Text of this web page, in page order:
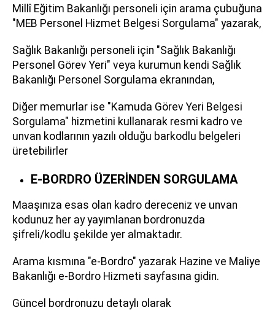
Millî Eğitim Bakanlığı personeli için arama çubuğuna
"MEB Personel Hizmet Belgesi Sorgulama" yazarak,
Sağlık Bakanlığı personeli için "Sağlık Bakanlığı
Personel Görev Yeri" veya kurumun kendi Sağlık
Bakanlığı Personel Sorgulama ekranından,
Diğer memurlar ise "Kamuda Görev Yeri Belgesi
Sorgulama" hizmetini kullanarak resmi kadro ve
unvan kodlarının yazılı olduğu barkodlu belgeleri
üretebilirler
E-BORDRO ÜZERİNDEN SORGULAMA
Maaşınıza esas olan kadro dereceniz ve unvan
kodunuz her ay yayımlanan bordronuzda
şifreli/kodlu şekilde yer almaktadır.
Arama kısmına "e-Bordro" yazarak Hazine ve Maliye
Bakanlığı e-Bordro Hizmeti sayfasına gidin.
Güncel bordronuzu detaylı olarak